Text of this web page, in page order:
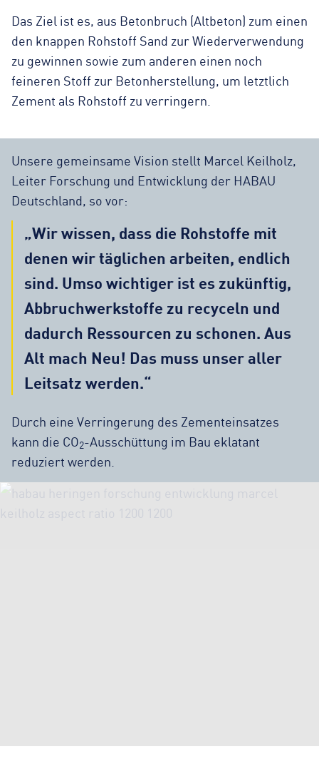
Das Ziel ist es, aus Betonbruch (Altbeton) zum einen
den knappen Rohstoff Sand zur Wiederverwendung
zu gewinnen sowie zum anderen einen noch
feineren Stoff zur Betonherstellung, um letztlich
Zement als Rohstoff zu verringern.
Unsere gemeinsame Vision stellt Marcel Keilholz,
Leiter Forschung und Entwicklung der HABAU
Deutschland, so vor:
„Wir wissen, dass die Rohstoffe mit
denen wir täglichen arbeiten, endlich
sind. Umso wichtiger ist es zukünftig,
Abbruchwerkstoffe zu recyceln und
dadurch Ressourcen zu schonen. Aus
Alt mach Neu! Das muss unser aller
Leitsatz werden.“
Durch eine Verringerung des Zementeinsatzes
kann die CO2-Ausschüttung im Bau eklatant
reduziert werden.